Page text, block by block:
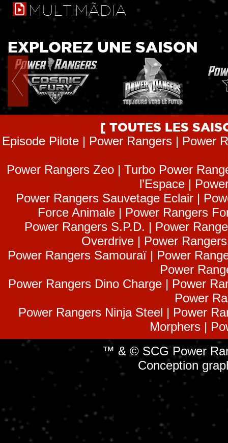
MULTIMÃDIA
EXPLOREZ UNE SAISON
[ TOUTES LES
Episode Pilote | Power Rangers | Power
Power Rangers Zeo | Turbo Power
l’Espace |
Power Rangers Sauvetage Eclair |
Force Animale | Power Rangers
Power Rangers S.P.D. | Power
Overdrive | Power
Power Rangers Samouraï | Power
Power
Power Rangers Dino Charge | Power
Power
Power Rangers Ninja Steel | Power
Morphers |
™ & © SCG Power
Conception